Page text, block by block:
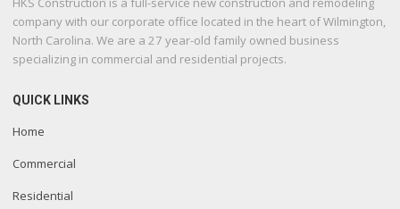
company with our corporate office located in the heart of Wilmington,
North Carolina. We are a 27 year-old family owned business
specializing in commercial and residential projects.
QUICK LINKS
Home
Commercial
Residential